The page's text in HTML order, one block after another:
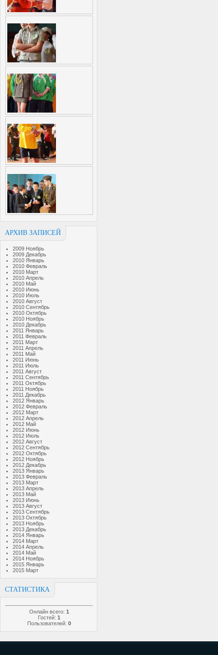
АРХИВ ЗАПИСЕЙ
2009 Ноябрь
2009 Декабрь
2010 Январь
2010 Февраль
2010 Март
2010 Апрель
2010 Май
2010 Июнь
2010 Июль
2010 Август
2010 Сентябрь
2010 Октябрь
2010 Ноябрь
2010 Декабрь
2011 Январь
2011 Февраль
2011 Март
2011 Апрель
2011 Май
2011 Июнь
2011 Июль
2011 Август
2011 Сентябрь
2011 Октябрь
2011 Ноябрь
2011 Декабрь
2012 Январь
2012 Февраль
2012 Март
2012 Апрель
2012 Май
2012 Июнь
2012 Июль
2012 Август
2012 Сентябрь
2012 Октябрь
2012 Ноябрь
2012 Декабрь
2013 Январь
2013 Февраль
2013 Март
2013 Апрель
2013 Май
2013 Июнь
2013 Август
2013 Сентябрь
2013 Октябрь
2013 Ноябрь
2013 Декабрь
2014 Январь
2014 Март
2014 Апрель
2014 Май
2014 Ноябрь
2015 Январь
2015 Март
СТАТИСТИКА
Онлайн всего: 1
Гостей: 1
Пользователей: 0